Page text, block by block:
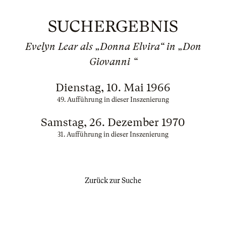
SUCHERGEBNIS
Evelyn Lear als „Donna Elvira“ in „Don
Giovanni “
Dienstag, 10. Mai 1966
49. Aufführung in dieser Inszenierung
Samstag, 26. Dezember 1970
31. Aufführung in dieser Inszenierung
Zurück zur Suche